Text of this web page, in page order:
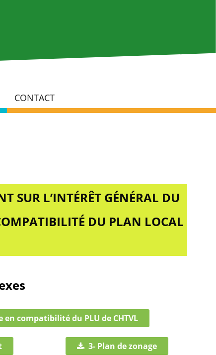
CONTACT
SUR L’INTÉRÊT GÉNÉRAL DU
DU PLAN LOCAL
compatibilité du PLU de CHTVL
3- Plan de zonage